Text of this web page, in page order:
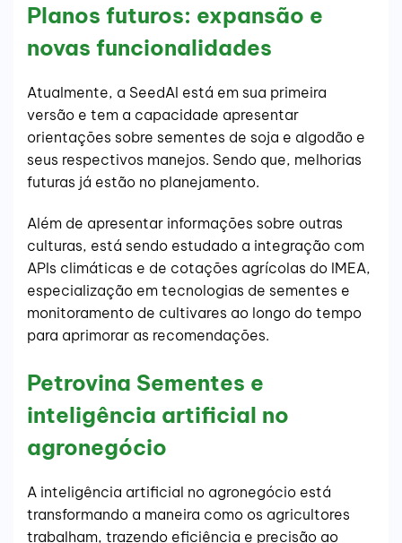
Planos futuros: expansão e
novas funcionalidades
Atualmente, a SeedAI está em sua primeira
versão e tem a capacidade apresentar
orientações sobre sementes de soja e algodão e
seus respectivos manejos. Sendo que, melhorias
futuras já estão no planejamento.
Além de apresentar informações sobre outras
culturas, está sendo estudado a integração com
APIs climáticas e de cotações agrícolas do IMEA,
especialização em tecnologias de sementes e
monitoramento de cultivares ao longo do tempo
para aprimorar as recomendações.
Petrovina Sementes e
inteligência artificial no
agronegócio
A inteligência artificial no agronegócio está
transformando a maneira como os agricultores
trabalham, trazendo eficiência e precisão ao